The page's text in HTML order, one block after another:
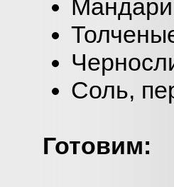
Соль,
Готовим: